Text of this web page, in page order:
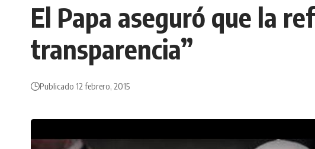
El Papa aseguró que la
transparencia”
Publicado 12 febrero, 2015